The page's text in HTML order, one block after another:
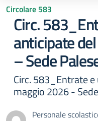
Circolare 583
Circ.
anticipate
– Sede
Circ. 583_Entrate
maggio 2026 -
Personale